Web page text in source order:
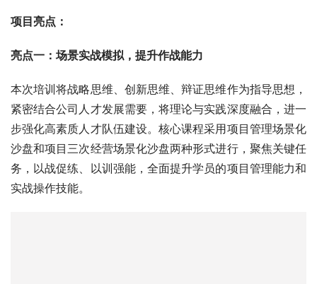
项目亮点：
亮点一：场景实战模拟，提升作战能力
本次培训将战略思维、创新思维、辩证思维作为指导思想，
紧密结合公司人才发展需要，将理论与实践深度融合，进一
步强化高素质人才队伍建设。核心课程采用项目管理场景化
沙盘和项目三次经营场景化沙盘两种形式进行，聚焦关键任
务，以战促练、以训强能，全面提升学员的项目管理能力和
实战操作技能。